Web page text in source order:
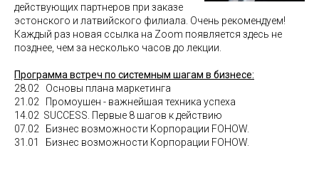
действующих партнеров при заказе
эстонского и латвийского филиала. Очень рекомендуем!
Каждый раз новая ссылка на Zoom появляется здесь не
позднее, чем за несколько часов до лекции.
Программа встреч по системным шагам в бизнесе:
28.02 Основы плана маркетинга
21.02 Промоушен - важнейшая техника успеха
14.02 SUCCESS. Первые 8 шагов к действию
07.02 Бизнес возможности Корпорации FOHOW.
31.01 Бизнес возможности Корпорации FOHOW.